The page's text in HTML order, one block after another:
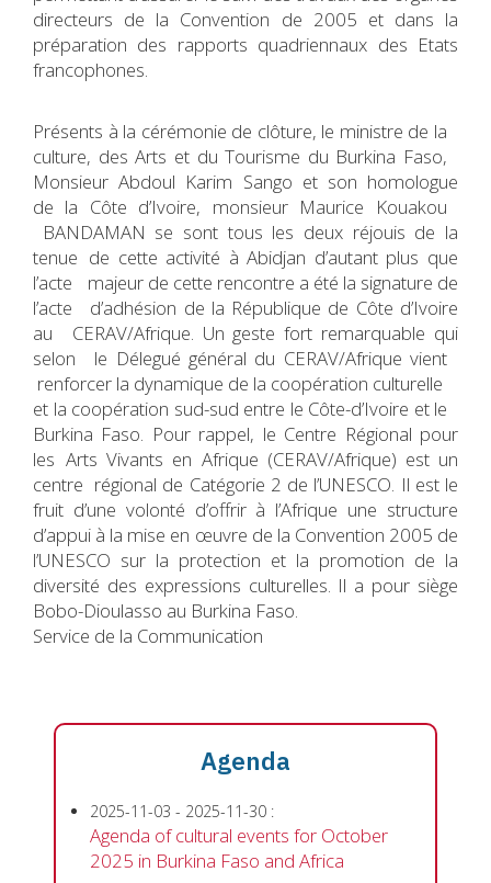
directeurs de la Convention de 2005 et dans la
préparation des rapports quadriennaux des Etats
francophones.
Présents à la cérémonie de clôture, le ministre de la
culture, des Arts et du Tourisme du Burkina Faso,
Monsieur Abdoul Karim Sango et son homologue
de la Côte d’Ivoire, monsieur Maurice Kouakou
BANDAMAN se sont tous les deux réjouis de la
tenue de cette activité à Abidjan d’autant plus que
l’acte majeur de cette rencontre a été la signature de
l’acte d’adhésion de la République de Côte d’Ivoire
au CERAV/Afrique. Un geste fort remarquable qui
selon le Délegué général du CERAV/Afrique vient
renforcer la dynamique de la coopération culturelle
et la coopération sud-sud entre le Côte-d’Ivoire et le
Burkina Faso. Pour rappel, le Centre Régional pour
les Arts Vivants en Afrique (CERAV/Afrique) est un
centre régional de Catégorie 2 de l’UNESCO. Il est le
fruit d’une volonté d’offrir à l’Afrique une structure
d’appui à la mise en œuvre de la Convention 2005 de
l’UNESCO sur la protection et la promotion de la
diversité des expressions culturelles. Il a pour siège
Bobo-Dioulasso au Burkina Faso.
Service de la Communication
Agenda
2025-11-03 - 2025-11-30 :
Agenda of cultural events for October
2025 in Burkina Faso and Africa